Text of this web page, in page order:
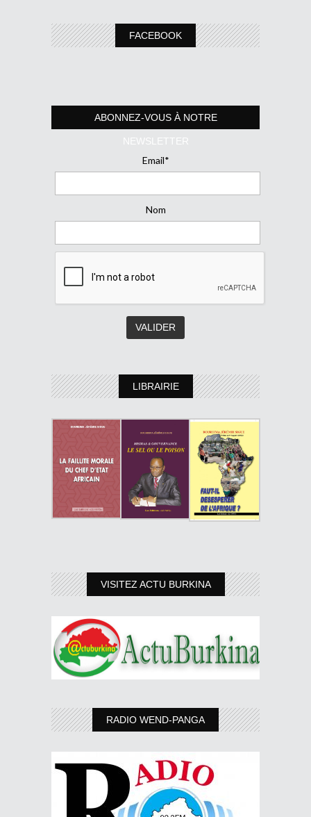
FACEBOOK
ABONNEZ-VOUS À NOTRE
NEWSLETTER
Email*
Nom
LIBRAIRIE
VISITEZ ACTU BURKINA
RADIO WEND-PANGA